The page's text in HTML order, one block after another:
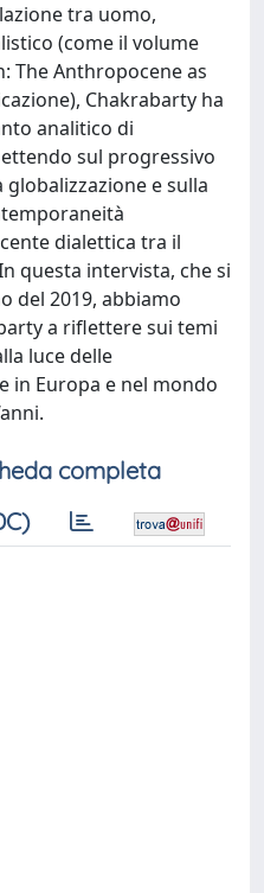
tra uomo,
(come il volume
The Anthropocene as
Chakrabarty ha
analitico di
sul progressivo
globalizzazione e sulla
dialettica tra il
questa intervista, che si
del 2019, abbiamo
a riflettere sui temi
luce delle
in Europa e nel mondo
completa